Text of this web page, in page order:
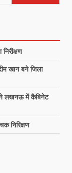
खान बने जिला
ने लखनऊ में कैबिनेट
निरिक्षण